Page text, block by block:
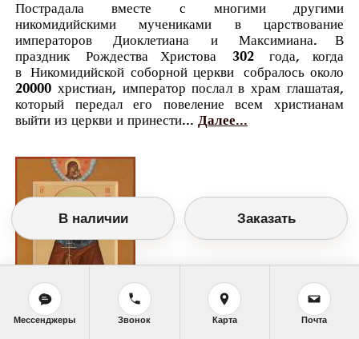
Пострадала вместе с многими другими
никомидийскими мучениками в царствование
императоров Диоклетиана и Максимиана. В
праздник Рождества Христова 302 года, когда
в Никомидийской соборной церкви собралось около
20000 христиан, император послал в храм глашатая,
который передал его повеление всем христианам
выйти из церкви и принести... Далее...
В наличии Заказать
Мессенджеры Звонок Карта Почта